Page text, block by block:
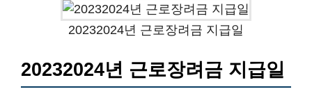
20232024년 근로장려금 지급일
20232024년 근로장려금 지급일